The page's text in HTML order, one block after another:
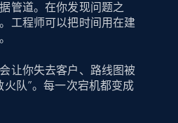
管道。在你发现问题之
工程师可以把时间用在建
让你失去客户、路线图被
队”。每一次宕机都变成